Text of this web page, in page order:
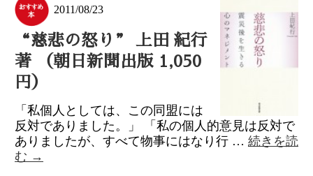
2011/08/23
“慈悲の怒り” 上田 紀行
著 （朝日新聞出版 1,050
円）
「私個人としては、この同盟には
反対でありました。」 「私の個人的意見は反対で
ありましたが、すべて物事にはなり行 … 続きを読
む →